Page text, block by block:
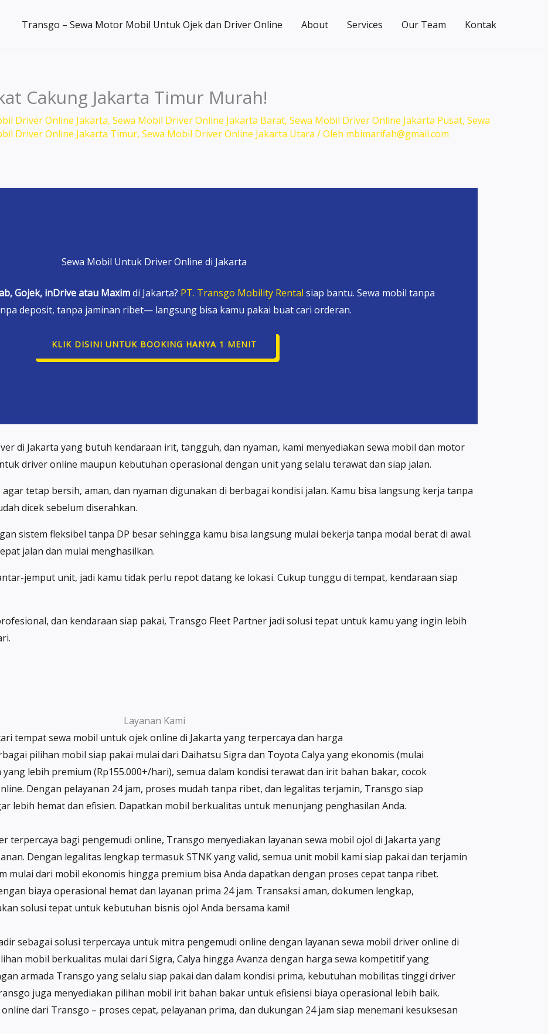
Transgo – Sewa Motor Mobil Untuk Ojek dan Driver Online About Services Our Team Kontak
Cakung Jakarta Timur Murah!
Driver Online Jakarta, Sewa Mobil Driver Online Jakarta Barat, Sewa Mobil Driver Online Jakarta Pusat, Sewa
Driver Online Jakarta Timur, Sewa Mobil Driver Online Jakarta Utara / Oleh mbimarifah@gmail.com
Sewa Mobil Untuk Driver Online di Jakarta
Gojek, inDrive atau Maximdi Jakarta? PT. Transgo Mobility Rental siap bantu. Sewa mobil tanpa
deposit, tanpa jaminan ribet— langsung bisa kamu pakai buat cari orderan.
KLIK DISINI UNTUK BOOKING HANYA 1 MENIT
di Jakarta yang butuh kendaraan irit, tangguh, dan nyaman, kami menyediakan sewa mobil dan motor
driver online maupun kebutuhan operasional dengan unit yang selalu terawat dan siap jalan.
tetap bersih, aman, dan nyaman digunakan di berbagai kondisi jalan. Kamu bisa langsung kerja tanpa
dicek sebelum diserahkan.
sistem fleksibel tanpa DP besar sehingga kamu bisa langsung mulai bekerja tanpa modal berat di awal.
jalan dan mulai menghasilkan.
jemput unit, jadi kamu tidak perlu repot datang ke lokasi. Cukup tunggu di tempat, kendaraan siap
dan kendaraan siap pakai, Transgo Fleet Partner jadi solusi tepat untuk kamu yang ingin lebih
Layanan Kami
tempat sewa mobil untuk ojek online di Jakarta yang terpercaya dan harga
pilihan mobil siap pakai mulai dari Daihatsu Sigra dan Toyota Calya yang ekonomis (mulai
lebih premium (Rp155.000+/hari), semua dalam kondisi terawat dan irit bahan bakar, cocok
Dengan pelayanan 24 jam, proses mudah tanpa ribet, dan legalitas terjamin, Transgo siap
lebih hemat dan efisien. Dapatkan mobil berkualitas untuk menunjang penghasilan Anda.
terpercaya bagi pengemudi online, Transgo menyediakan layanan sewa mobil ojol di Jakarta yang
Dengan legalitas lengkap termasuk STNK yang valid, semua unit mobil kami siap pakai dan terjamin
mulai dari mobil ekonomis hingga premium bisa Anda dapatkan dengan proses cepat tanpa ribet.
biaya operasional hemat dan layanan prima 24 jam. Transaksi aman, dokumen lengkap,
solusi tepat untuk kebutuhan bisnis ojol Anda bersama kami!
sebagai solusi terpercaya untuk mitra pengemudi online dengan layanan sewa mobil driver online di
mobil berkualitas mulai dari Sigra, Calya hingga Avanza dengan harga sewa kompetitif yang
armada Transgo yang selalu siap pakai dan dalam kondisi prima, kebutuhan mobilitas tinggi driver
juga menyediakan pilihan mobil irit bahan bakar untuk efisiensi biaya operasional lebih baik.
dari Transgo – proses cepat, pelayanan prima, dan dukungan 24 jam siap menemani kesuksesan